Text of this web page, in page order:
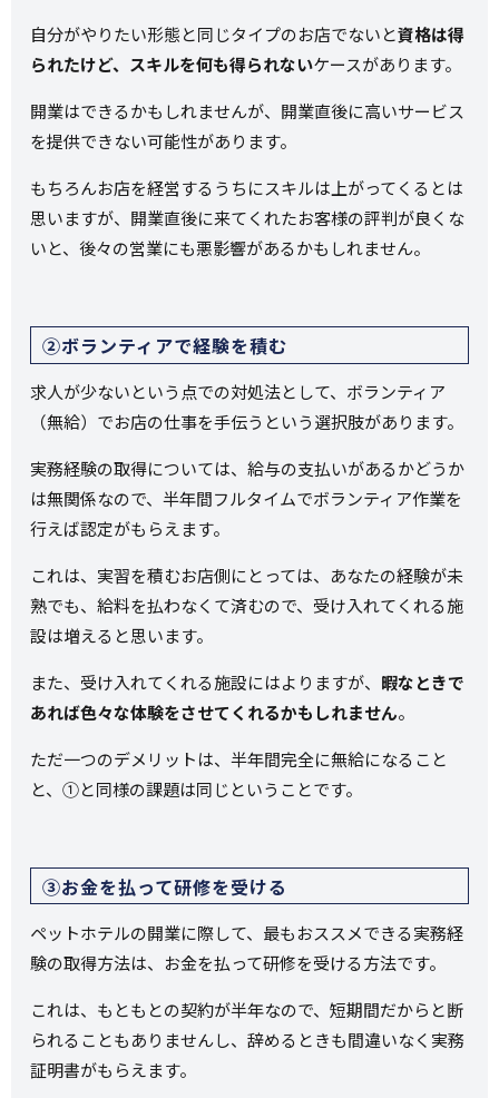
自分がやりたい形態と同じタイプのお店でないと資格は得
られたけど、スキルを何も得られないケースがあります。
開業はできるかもしれませんが、開業直後に高いサービス
を提供できない可能性があります。
もちろんお店を経営するうちにスキルは上がってくるとは
思いますが、開業直後に来てくれたお客様の評判が良くな
いと、後々の営業にも悪影響があるかもしれません。
②ボランティアで経験を積む
求人が少ないという点での対処法として、ボランティア
（無給）でお店の仕事を手伝うという選択肢があります。
実務経験の取得については、給与の支払いがあるかどうか
は無関係なので、半年間フルタイムでボランティア作業を
行えば認定がもらえます。
これは、実習を積むお店側にとっては、あなたの経験が未
熟でも、給料を払わなくて済むので、受け入れてくれる施
設は増えると思います。
また、受け入れてくれる施設にはよりますが、 暇なときで
あれば色々な体験をさせてくれるかもしれません。
ただ一つのデメリットは、半年間完全に無給になること
と、①と同様の課題は同じということです。
③お金を払って研修を受ける
ペットホテルの開業に際して、最もおススメできる実務経
験の取得方法は、お金を払って研修を受ける方法です。
これは、もともとの契約が半年なので、短期間だからと断
られることもありませんし、辞めるときも間違いなく実務
証明書がもらえます。